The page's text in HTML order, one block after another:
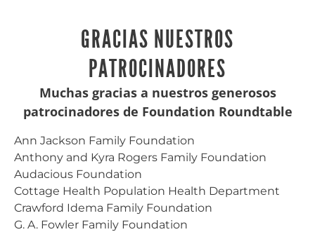
GRACIAS NUESTROS
PATROCINADORES
Muchas gracias a nuestros generosos
patrocinadores de Foundation Roundtable
Ann Jackson Family Foundation
Anthony and Kyra Rogers Family Foundation
Audacious Foundation
Cottage Health Population Health Department
Crawford Idema Family Foundation
G. A. Fowler Family Foundation